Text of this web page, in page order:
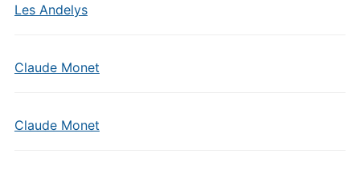
Les Andelys
Claude Monet
Claude Monet